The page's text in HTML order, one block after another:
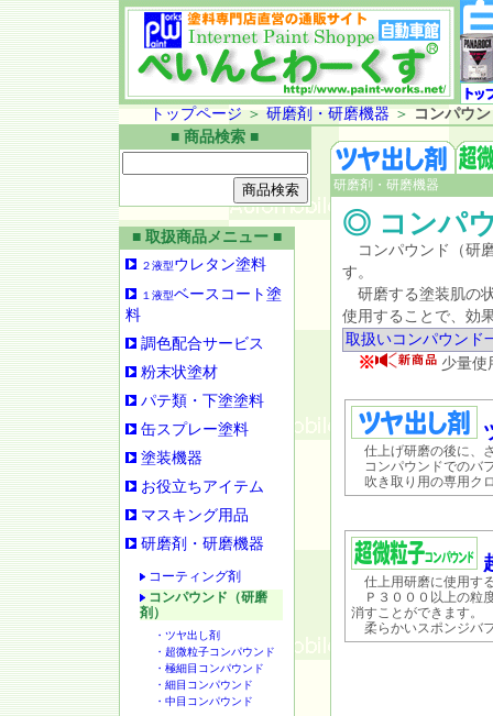
トップページ ＞ 研磨剤・研磨機器 ＞ コンパウ
■ 商品検索 ■
■ 取扱商品メニュー ■
２液型ウレタン塗料
１液型ベースコート塗
料
調色配合サービス
粉末状塗材
パテ類・下塗塗料
缶スプレー塗料
塗装機器
お役立ちアイテム
マスキング用品
研磨剤・研磨機器
コーティング剤
コンパウンド（研磨
剤）
・ツヤ出し剤
・超微粒子コンパウンド
・極細目コンパウンド
・細目コンパウンド
・中目コンパウンド
研磨剤・研磨機器
◎ コンパ
コンパウンド（研
す。
研磨する塗装肌の
使用することで、効
取扱いコンパウンド
※ 少量使
仕上げ研磨の後に、
コンパウンドでのバ
吹き取り用の専用ク
仕上用研磨に使用す
Ｐ３０００以上の粒
消すことができます。
柔らかいスポンジバ